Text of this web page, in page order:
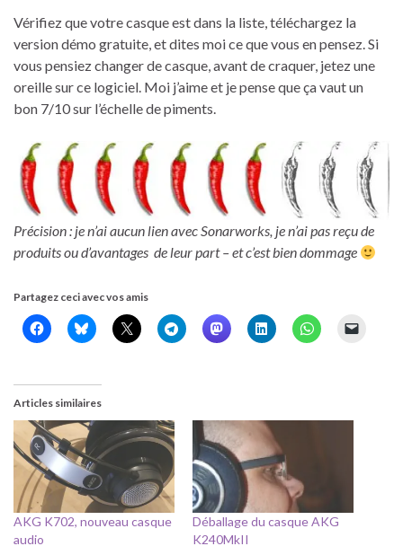
Vérifiez que votre casque est dans la liste, téléchargez la
version démo gratuite, et dites moi ce que vous en pensez. Si
vous pensiez changer de casque, avant de craquer, jetez une
oreille sur ce logiciel. Moi j’aime et je pense que ça vaut un
bon 7/10 sur l’échelle de piments.
Précision : je n’ai aucun lien avec Sonarworks, je n’ai pas reçu de
produits ou d’avantages de leur part – et c’est bien dommage
Partagez ceci avec vos amis
Articles similaires
AKG K702, nouveau casque
audio
Déballage du casque AKG
K240MkII